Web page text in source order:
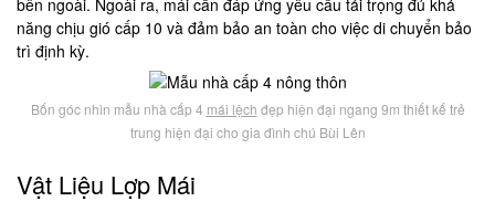
bên ngoài. Ngoài ra, mái cần đáp ứng yêu cầu tải trọng đủ khả
năng chịu gió cấp 10 và đảm bảo an toàn cho việc di chuyển bảo
trì định kỳ.
Bốn góc nhìn mẫu nhà cấp 4 mái lệch đẹp hiện đại ngang 9m thiết kế trẻ
trung hiện đại cho gia đình chú Bùi Lên
Vật Liệu Lợp Mái